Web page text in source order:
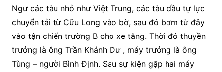
Ngư các tàu nhỏ như Việt Trung, các tàu dầu tự lực
chuyển tải từ Cữu Long vào bờ, sau đó bơm từ đây
vào tận chiến trường B cho xe tăng. Thời đó thuyền
trưởng là ông Trần Khánh Dư , máy trưởng là ông
Tùng – người Bình Định. Sau sự kiện gặp hai máy